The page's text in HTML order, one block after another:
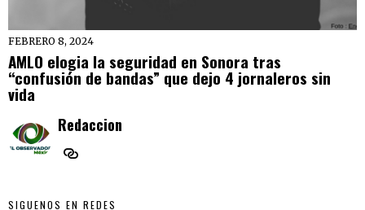
FEBRERO 8, 2024
AMLO elogia la seguridad en Sonora tras
“confusión de bandas” que dejo 4 jornaleros sin
vida
Redaccion
SIGUENOS EN REDES